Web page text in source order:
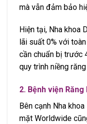
mà vẫn đảm bảo
Hiện tại, Nha khoa
lãi suất 0% với
cần chuẩn bị trước
quy trình niềng
2. Bệnh viện
Bên cạnh Nha
mặt Worldwide